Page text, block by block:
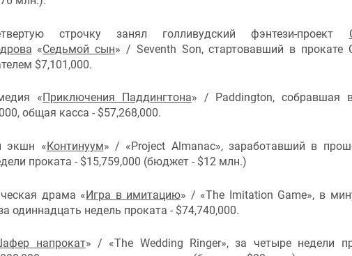
строчку занял голливудский фэнтези-проект
«Седьмой сын» / Seventh Son, стартовавший в
$7,101,000.
« Приключения Паддингтона» / Paddington, собравшая
общая касса - $57,268,000.
экшн «Континуум» / «Project Almanac», заработавший в
проката - $15,759,000 (бюджет - $12 млн.)
драма «Игра в имитацию» / «The Imitation Game», в
одиннадцать недель проката - $74,740,000.
напрокат» / «The Wedding Ringer», за четыре недели